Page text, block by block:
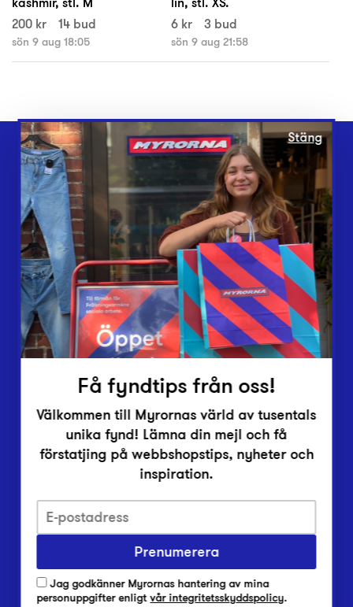
200 kr
14 bud
sön 9 aug 18:05
6 kr
3 bud
sön 9 aug 21:58
Webbshop
Butiker
Lämna in
Vårt överskott
Inlämningsplatser
Om Myrorna
Lediga jobb
Pressrum
Integritetsskyddspolicy
Har du frågor om onlineköp, leverans eller retur?
Har du frågor om vår verksamhet?
Vanliga frågor om Myrorna
Stäng
Få fyndtips från oss!
Välkommen till Myrornas värld av tusentals
unika fynd! Lämna din mejl och få
förstatjing på webbshopstips, nyheter och
inspiration.
Prenumerera
Jag godkänner Myrornas hantering av mina
personuppgifter enligtvår integritetsskyddspolicy.